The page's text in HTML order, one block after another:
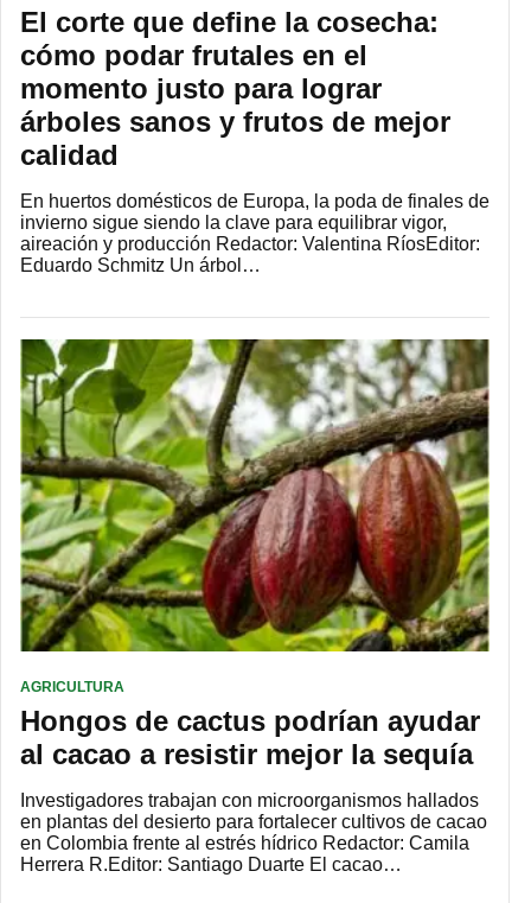
El corte que define la cosecha:
cómo podar frutales en el
momento justo para lograr
árboles sanos y frutos de mejor
calidad
En huertos domésticos de Europa, la poda de finales de
invierno sigue siendo la clave para equilibrar vigor,
aireación y producción Redactor: Valentina RíosEditor:
Eduardo Schmitz Un árbol…
AGRICULTURA
Hongos de cactus podrían ayudar
al cacao a resistir mejor la sequía
Investigadores trabajan con microorganismos hallados
en plantas del desierto para fortalecer cultivos de cacao
en Colombia frente al estrés hídrico Redactor: Camila
Herrera R.Editor: Santiago Duarte El cacao…